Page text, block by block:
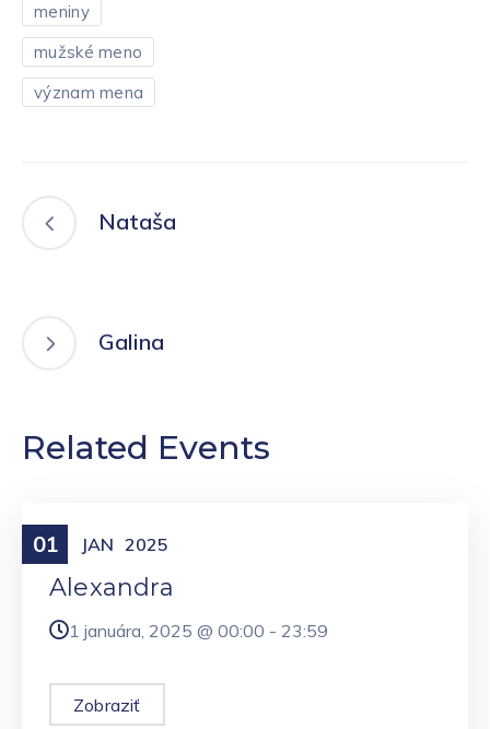
meniny
mužské meno
význam mena
Nataša
Galina
Related Events
01 JAN 2025
Meniny
Alexandra
1 januára, 2025 @ 00:00 - 23:59
Zobraziť